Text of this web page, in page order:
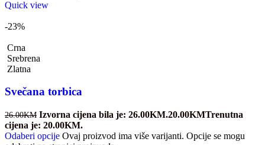
Quick view
-23%
Crna
Srebrena
Zlatna
Svečana torbica
26.00KM Izvorna cijena bila je: 26.00KM.20.00KMTrenutna
cijena je: 20.00KM.
Odaberi opcije Ovaj proizvod ima više varijanti. Opcije se mogu